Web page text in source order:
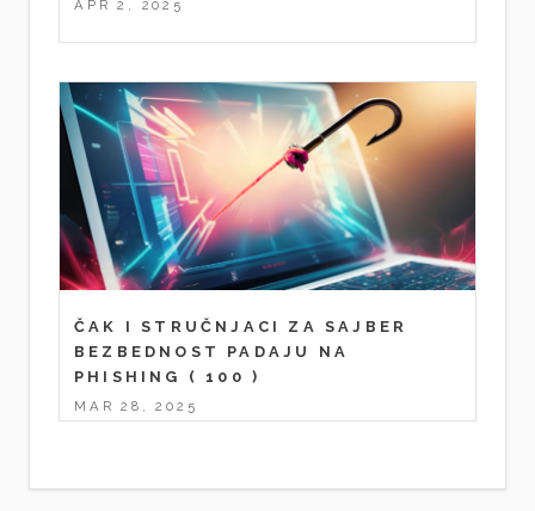
APR 2, 2025
ČAK I STRUČNJACI ZA SAJBER
BEZBEDNOST PADAJU NA
PHISHING
( 100 )
MAR 28, 2025